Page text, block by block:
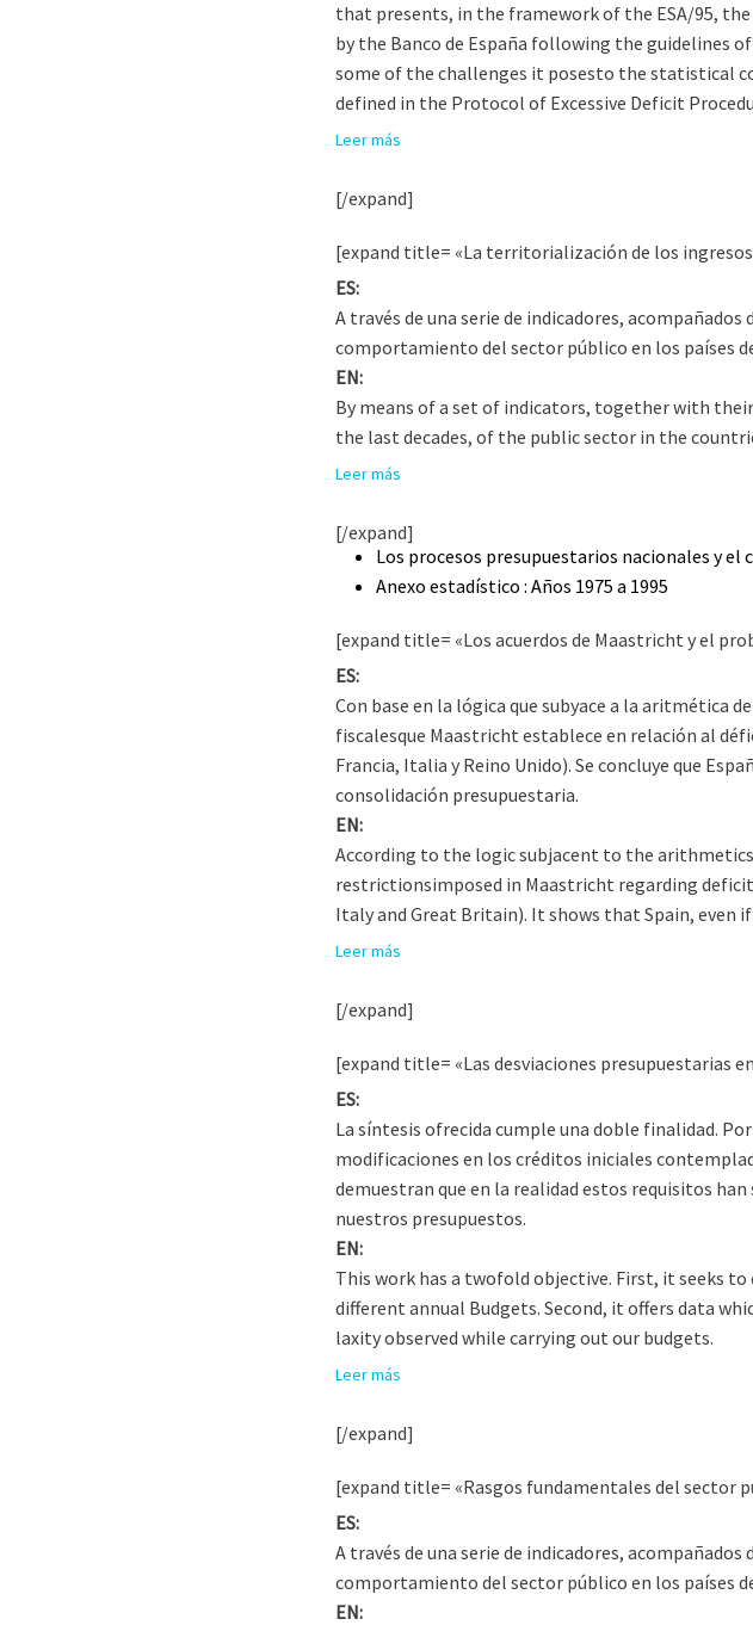
that presents, in the framework of the ESA/95,
by the Banco de España following the guidelines
some of the challenges it posesto the statistical
defined in the Protocol of Excessive Deficit
Leer más
[/expand]
[expand title= «La territorialización de los
ES:
A través de una serie de indicadores,
comportamiento del sector público en los países
EN:
By means of a set of indicators, together with
the last decades, of the public sector in the
Leer más
[/expand]
Los procesos presupuestarios nacionales y
Anexo estadístico : Años 1975 a 1995
[expand title= «Los acuerdos de Maastricht y el
ES:
Con base en la lógica que subyace a la aritmética
fiscalesque Maastricht establece en relación al
Francia, Italia y Reino Unido). Se concluye que
consolidación presupuestaria.
EN:
According to the logic subjacent to the
restrictionsimposed in Maastricht regarding
Italy and Great Britain). It shows that Spain,
Leer más
[/expand]
[expand title= «Las desviaciones presupuestarias
ES:
La síntesis ofrecida cumple una doble finalidad.
modificaciones en los créditos iniciales
demuestran que en la realidad estos requisitos
nuestros presupuestos.
EN:
This work has a twofold objective. First, it seeks
different annual Budgets. Second, it offers data
laxity observed while carrying out our budgets.
Leer más
[/expand]
[expand title= «Rasgos fundamentales del sector
ES:
A través de una serie de indicadores,
comportamiento del sector público en los países
EN: